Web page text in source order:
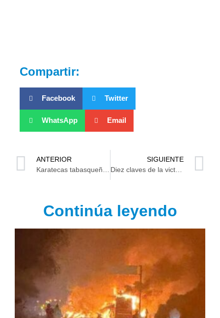
Compartir:
Facebook Twitter
WhatsApp Email
ANTERIOR
Karatecas tabasqueños la siguen rompiendo en los Nacionales Conade
SIGUIENTE
Diez claves de la victoria de México VS Honduras
Continúa leyendo